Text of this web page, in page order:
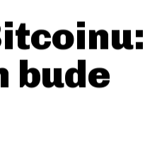
bude